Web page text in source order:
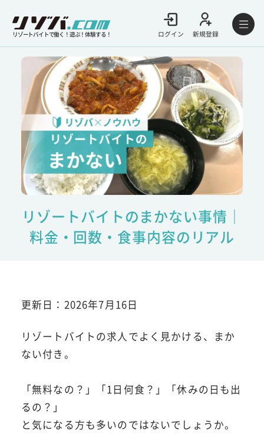
リゾートバイトで働く！遊ぶ！体験する！ ログイン 新規登録
リゾートバイトのまかない事情｜
料金・回数・食事内容のリアル
更新日：2026年7月16日
リゾートバイトの求人でよく見かける、まか
ない付き。
「無料なの？」「1日何食？」「休みの日も出
るの？」
と気になる方も多いのではないでしょうか。